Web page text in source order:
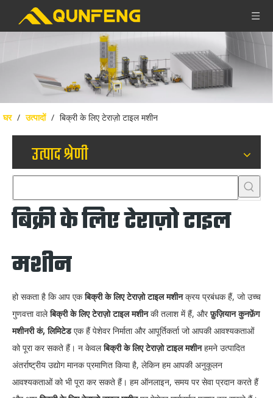
घर / उत्पादों / बिक्री के लिए टेराज़ो टाइल मशीन
उत्पाद श्रेणी
बिक्री के लिए टेराज़ो टाइल
मशीन
हो सकता है कि आप एकबिक्री के लिए टेराज़ो टाइल मशीनक्रय प्रबंधक हैं, जो उच्च
गुणवत्ता वालेबिक्री के लिए टेराज़ो टाइल मशीनकी तलाश में हैं, औरफ़ुज़ियान कुनफ़ेंग
मशीनरी कं, लिमिटेडएक हैं पेशेवर निर्माता और आपूर्तिकर्ता जो आपकी आवश्यकताओं
को पूरा कर सकते हैं। न केवलबिक्री के लिए टेराज़ो टाइल मशीनहमने उत्पादित
अंतर्राष्ट्रीय उद्योग मानक प्रमाणित किया है, लेकिन हम आपकी अनुकूलन
आवश्यकताओं को भी पूरा कर सकते हैं। हम ऑनलाइन, समय पर सेवा प्रदान करते हैं